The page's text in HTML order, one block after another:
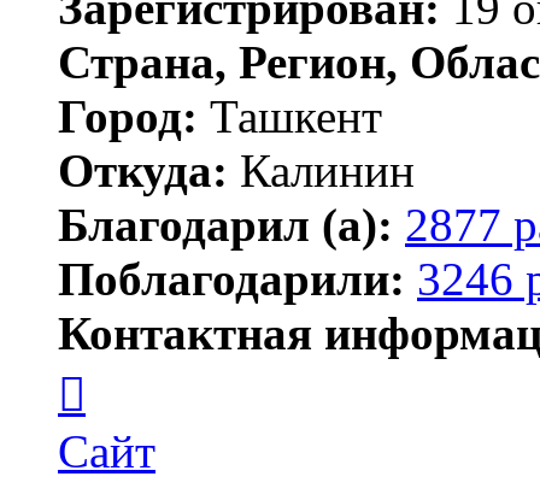
Страна, Регион,
Город: Ташкент
Откуда: Калинин
Благодарил (а): 2877
Поблагодарили: 3246
Контактная
пользователя
Maks42
Сайт